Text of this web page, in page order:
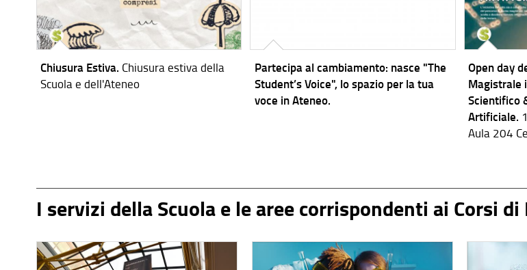
Chiusura Estiva. Chiusura estiva della
Scuola e dell'Ateneo
Partecipa al cambiamento: nasce "The
Student’s Voice", lo spazio per la tua
voce in Ateneo.
Open day
Magistrale
Scientifico
Artificiale.
Aula 204
I servizi della Scuola e le aree corrispondenti ai Corsi di